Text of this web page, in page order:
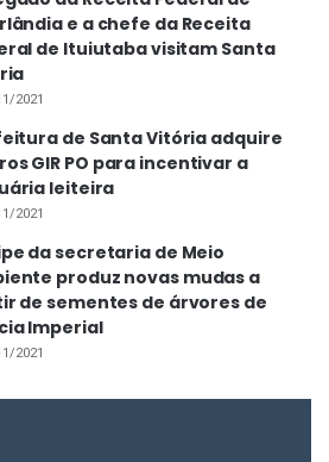
e a chefe da Receita
de Ituiutaba visitam Santa
2021
de Santa Vitória adquire
GIR PO para incentivar a
leiteira
2021
da secretaria de Meio
produz novas mudas a
de sementes de árvores de
Imperial
2021